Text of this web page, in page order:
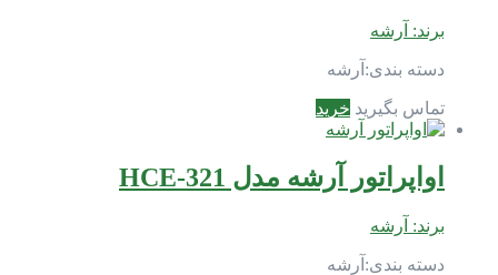
برند: آرشه
دسته بندی: آرشه
تماس بگیرید خرید
اواپراتور آرشه مدل HCE-321
برند: آرشه
دسته بندی: آرشه